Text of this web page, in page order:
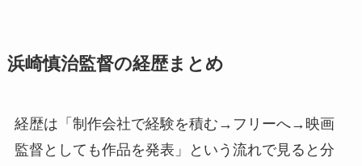
浜崎慎治監督の経歴まとめ
経歴は「制作会社で経験を積む→フリーへ→映画
監督としても作品を発表」という流れで見ると分